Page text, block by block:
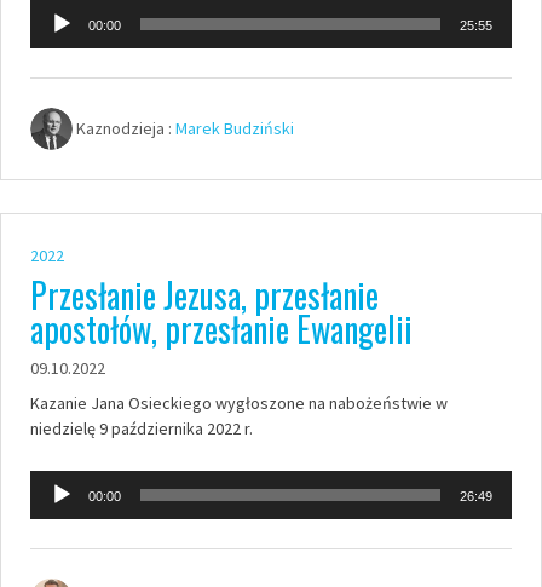
Odtwarzacz
plików
dźwiękowych
00:00 25:55
Kaznodzieja : Marek Budziński
2022
Przesłanie Jezusa, przesłanie
apostołów, przesłanie Ewangelii
09.10.2022
Kazanie Jana Osieckiego wygłoszone na nabożeństwie w
niedzielę 9 października 2022 r.
Odtwarzacz
plików
dźwiękowych
00:00 26:49